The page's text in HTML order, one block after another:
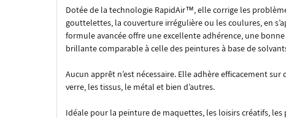
Dotée de la technologie RapidAir™, elle corrige les
gouttelettes, la couverture irrégulière ou les coulures, en
formule avancée offre une excellente adhérence, une
brillante comparable à celle des peintures à base de
Aucun apprêt n’est nécessaire. Elle adhère efficacement
verre, les tissus, le métal et bien d’autres.
Idéale pour la peinture de maquettes, les loisirs créatifs,